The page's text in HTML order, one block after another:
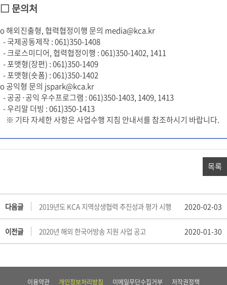
□ 문의처
o 해외진출형, 협력협정이행 문의 media@kca.kr
- 국제공동제작 : 061)350-1408
- 크로스미디어, 협력협정이행 : 061)350-1402, 1411
- 포맷형(장편) : 061)350-1409
- 포맷형(숏폼) : 061)350-1402
o 공익형 문의 jspark@kca.kr
- 공공·공익 우수프로그램 : 061)350-1403, 1409, 1413
- 우리말 더빙 : 061)350-1413
※ 기타 자세한 사항은 사업수행 지침 안내서를 참조하시기 바랍니다.
목록
다음글 2019년도 KCA 지역상생협력 추진성과 평가 시행 2020-02-03
이전글 2020년 해외 한국어방송 지원 사업 공고 2020-01-30
이용약관 개인정보처리방침 이메일무단수집거부 저작권정책